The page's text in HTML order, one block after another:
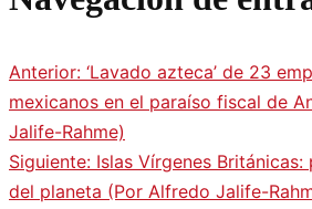
Anterior: ‘Lavado azteca’ de 23
mexicanos en el paraíso fiscal de
Jalife-Rahme)
Siguiente: Islas Vírgenes
del planeta (Por Alfredo Jalife-